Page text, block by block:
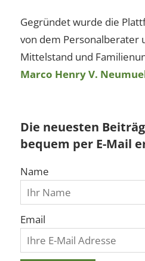
Gegründet wurde die
von dem Personalberater
Mittelstand und
Marco Henry V.
Die neuesten
bequem per E-Mail
Name
Email